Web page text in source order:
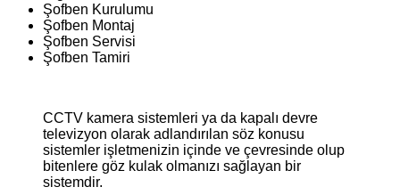
Şofben Kurulumu
Şofben Montaj
Şofben Servisi
Şofben Tamiri
CCTV kamera sistemleri ya da kapalı devre
televizyon olarak adlandırılan söz konusu
sistemler işletmenizin içinde ve çevresinde olup
bitenlere göz kulak olmanızı sağlayan bir
sistemdir.